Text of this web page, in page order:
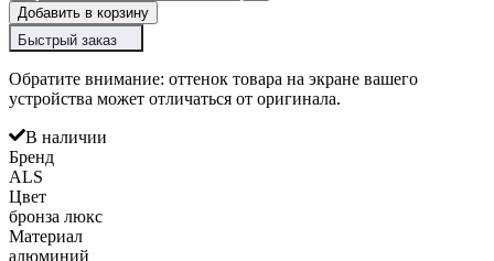
Добавить в корзину
Быстрый заказ
Обратите внимание: оттенок товара на экране вашего
устройства может отличаться от оригинала.
В наличии
Бренд
ALS
Цвет
бронза люкс
Материал
алюминий